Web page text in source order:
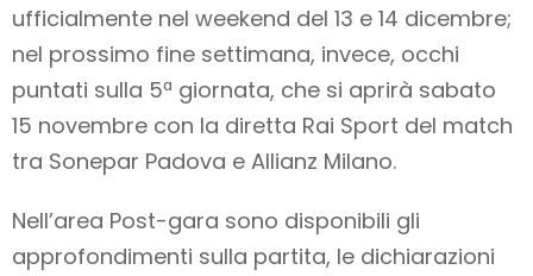
ufficialmente nel weekend del 13 e 14 dicembre;
nel prossimo fine settimana, invece, occhi
puntati sulla 5ª giornata, che si aprirà sabato
15 novembre con la diretta Rai Sport del match
tra Sonepar Padova e Allianz Milano.
Nell’area Post-gara sono disponibili gli
approfondimenti sulla partita, le dichiarazioni